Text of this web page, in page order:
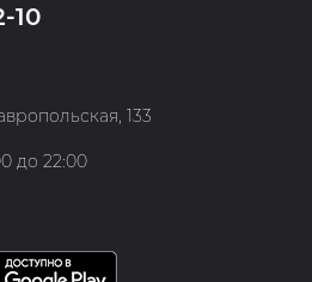
10
133
до 22:00